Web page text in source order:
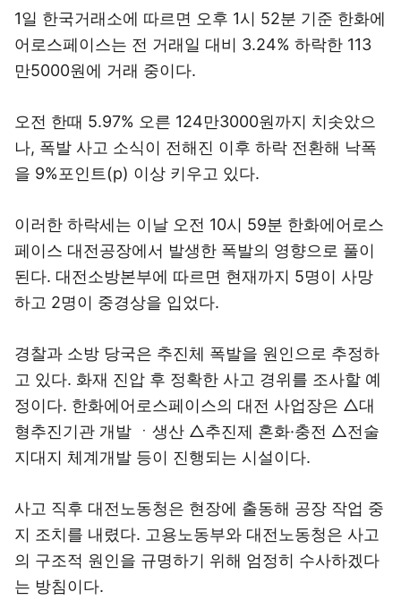
1일 한국거래소에 따르면 오후 1시 52분 기준 한화에
어로스페이스는 전 거래일 대비 3.24% 하락한 113
만5000원에 거래 중이다.
오전 한때 5.97% 오른 124만3000원까지 치솟았으
나, 폭발 사고 소식이 전해진 이후 하락 전환해 낙폭
을 9%포인트(p) 이상 키우고 있다.
이러한 하락세는 이날 오전 10시 59분 한화에어로스
페이스 대전공장에서 발생한 폭발의 영향으로 풀이
된다. 대전소방본부에 따르면 현재까지 5명이 사망
하고 2명이 중경상을 입었다.
경찰과 소방 당국은 추진체 폭발을 원인으로 추정하
고 있다. 화재 진압 후 정확한 사고 경위를 조사할 예
정이다. 한화에어로스페이스의 대전 사업장은 △대
형추진기관 개발 ㆍ생산 △추진제 혼화·충전 △전술
지대지 체계개발 등이 진행되는 시설이다.
사고 직후 대전노동청은 현장에 출동해 공장 작업 중
지 조치를 내렸다. 고용노동부와 대전노동청은 사고
의 구조적 원인을 규명하기 위해 엄정히 수사하겠다
는 방침이다.